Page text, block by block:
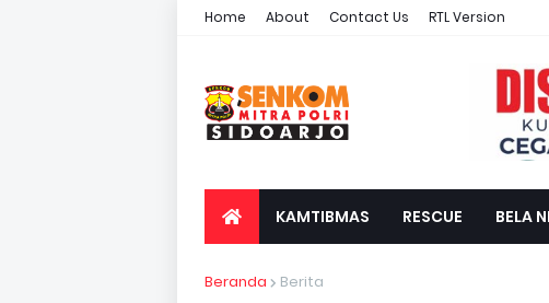
Home About Contact Us RTL Version
KAMTIBMAS RESCUE BELA
Beranda Berita